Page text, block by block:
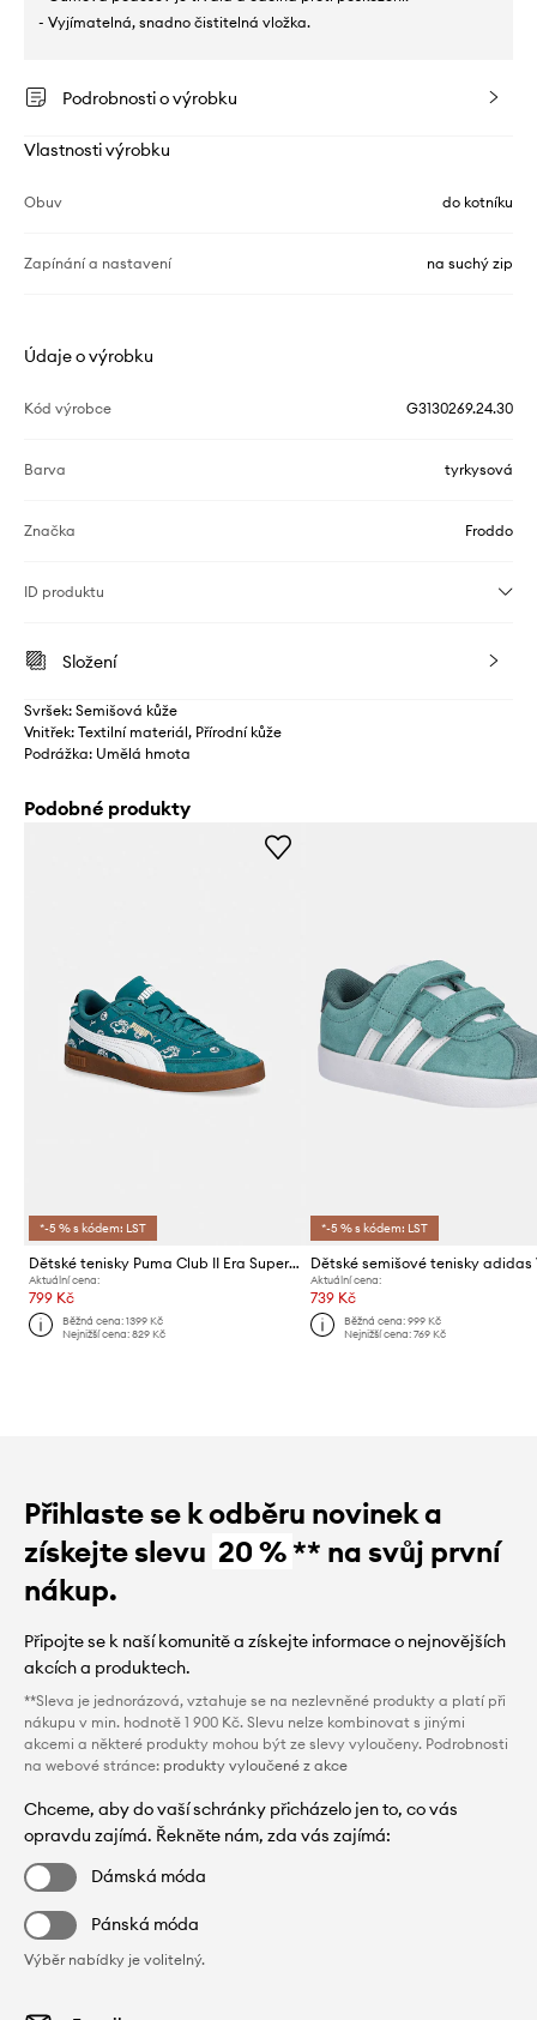
- Vyjímatelná, snadno čistitelná vložka.
Podrobnosti o výrobku
Vlastnosti výrobku
Obuv do kotníku
Zapínání a nastavení na suchý zip
Údaje o výrobku
Kód výrobce G3130269.24.30
Barva tyrkysová
Značka Froddo
ID produktu
Složení
Svršek: Semišová kůže
Vnitřek: Textilní materiál, Přírodní kůže
Podrážka: Umělá hmota
Podobné produkty
*-5 % s kódem: LST
Dětské tenisky Puma Club II Era Super Puma
Aktuální cena:
799 Kč
Běžná cena:1399 Kč
Nejnižší cena:829 Kč
*-5 % s kódem: LST
Aktuální cena:
739 Kč
Běžná cena: 999 Kč
Nejnižší cena: 769 Kč
Přihlaste se k odběru novinek a
získejte slevu 20 %** na svůj první
nákup.
Připojte se k naší komunitě a získejte informace o nejnovějších
akcích a produktech.
**Sleva je jednorázová, vztahuje se na nezlevněné produkty a platí při
nákupu v min. hodnotě 1 900 Kč. Slevu nelze kombinovat s jinými
akcemi a některé produkty mohou být ze slevy vyloučeny. Podrobnosti
na webové stránce: produkty vyloučené z akce
Chceme, aby do vaší schránky přicházelo jen to, co vás
opravdu zajímá. Řekněte nám, zda vás zajímá:
Dámská móda
Pánská móda
Výběr nabídky je volitelný.